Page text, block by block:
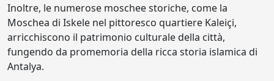
Inoltre, le numerose moschee storiche, come la
Moschea di Iskele nel pittoresco quartiere Kaleiçi,
arricchiscono il patrimonio culturale della città,
fungendo da promemoria della ricca storia islamica di
Antalya.